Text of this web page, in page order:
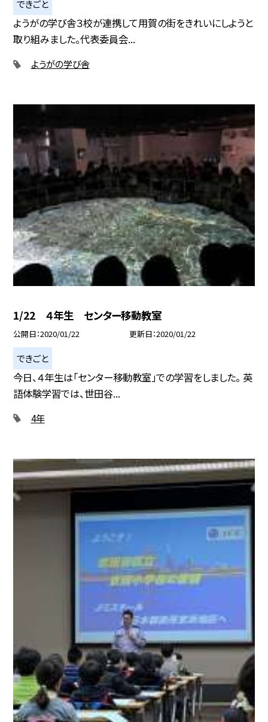
できごと
ようがの学び舎３校が連携して用賀の街をきれいにしようと
取り組みました。代表委員会...
ようがの学び舎
1/22 ４年生 センター移動教室
公開日 2020/01/22 更新日 2020/01/22
できごと
今日、４年生は「センター移動教室」での学習をしました。 英
語体験学習では、世田谷...
4年